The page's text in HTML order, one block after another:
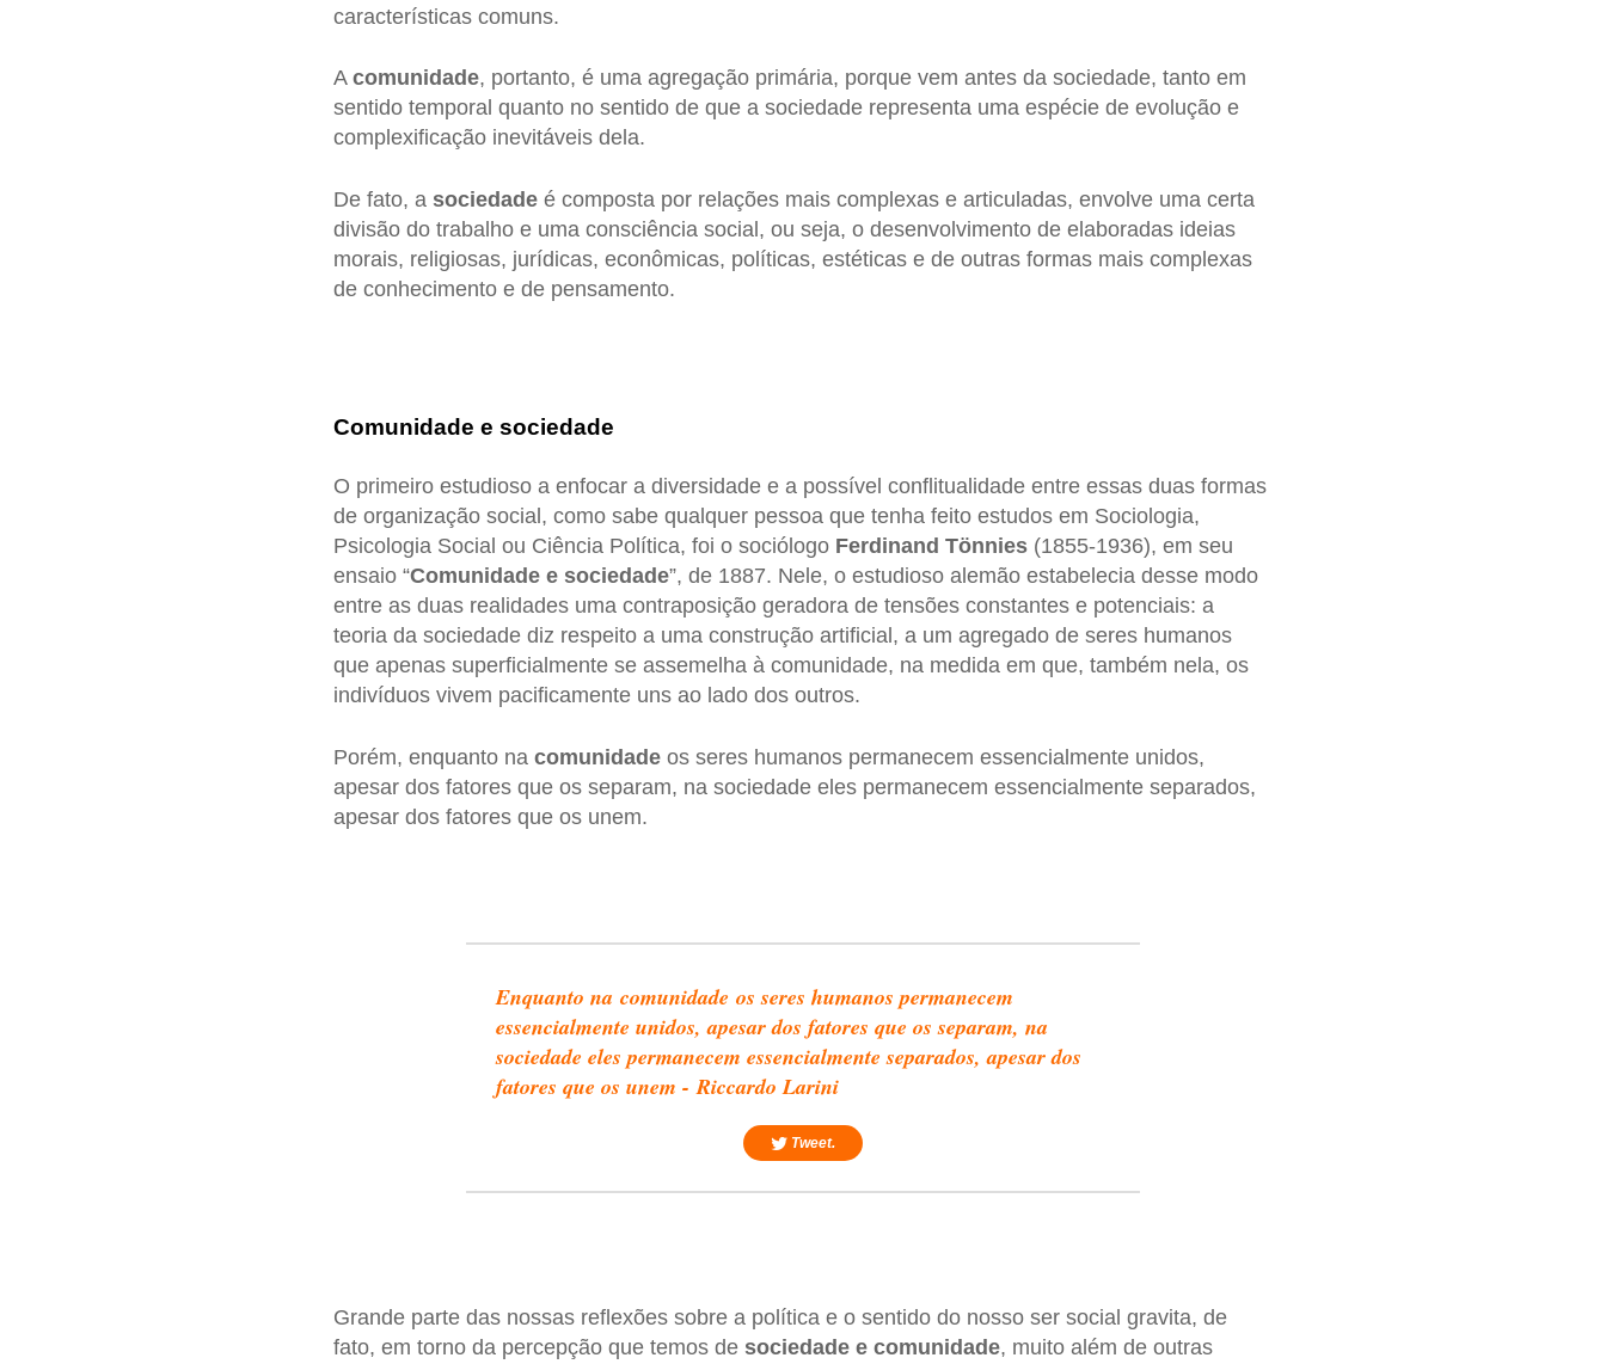
características comuns.
A comunidade, portanto, é uma agregação primária, porque vem antes da sociedade, tanto em
sentido temporal quanto no sentido de que a sociedade representa uma espécie de evolução e
complexificação inevitáveis dela.
De fato, a sociedadeé composta por relações mais complexas e articuladas, envolve uma certa
divisão do trabalho e uma consciência social, ou seja, o desenvolvimento de elaboradas ideias
morais, religiosas, jurídicas, econômicas, políticas, estéticas e de outras formas mais complexas
de conhecimento e de pensamento.
Comunidade e sociedade
O primeiro estudioso a enfocar a diversidade e a possível conflitualidade entre essas duas formas
de organização social, como sabe qualquer pessoa que tenha feito estudos em Sociologia,
Psicologia Social ou Ciência Política, foi o sociólogo Ferdinand Tönnies(1855-1936), em seu
ensaio “Comunidade e sociedade”, de 1887. Nele, o estudioso alemão estabelecia desse modo
entre as duas realidades uma contraposição geradora de tensões constantes e potenciais: a
teoria da sociedade diz respeito a uma construção artificial, a um agregado de seres humanos
que apenas superficialmente se assemelha à comunidade, na medida em que, também nela, os
indivíduos vivem pacificamente uns ao lado dos outros.
Porém, enquanto na comunidadeos seres humanos permanecem essencialmente unidos,
apesar dos fatores que os separam, na sociedade eles permanecem essencialmente separados,
apesar dos fatores que os unem.
Enquanto na comunidade os seres humanos permanecem
essencialmente unidos, apesar dos fatores que os separam, na
sociedade eles permanecem essencialmente separados, apesar dos
fatores que os unem - Riccardo Larini
Tweet.
Grande parte das nossas reflexões sobre a política e o sentido do nosso ser social gravita, de
fato, em torno da percepção que temos de sociedade e comunidade, muito além de outras